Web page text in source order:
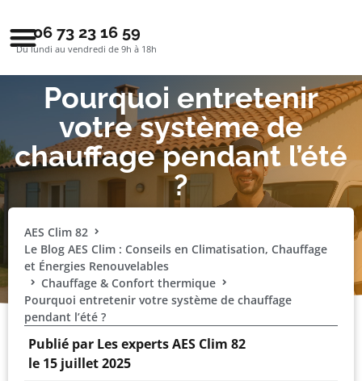
06 73 23 16 59
Du lundi au vendredi de 9h à 18h
Pourquoi entretenir
votre système de
chauffage pendant l’été
?
AES Clim 82
Le Blog AES Clim : Conseils en Climatisation, Chauffage
et Énergies Renouvelables
Chauffage & Confort thermique
Pourquoi entretenir votre système de chauffage
pendant l’été ?
Publié par Les experts AES Clim 82
le 15 juillet 2025